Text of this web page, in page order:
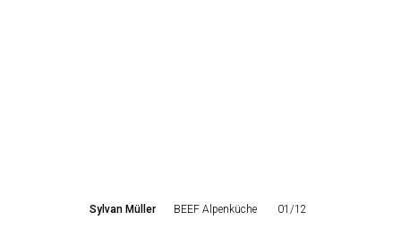
Sylvan Müller BEEF Alpenküche 01/12